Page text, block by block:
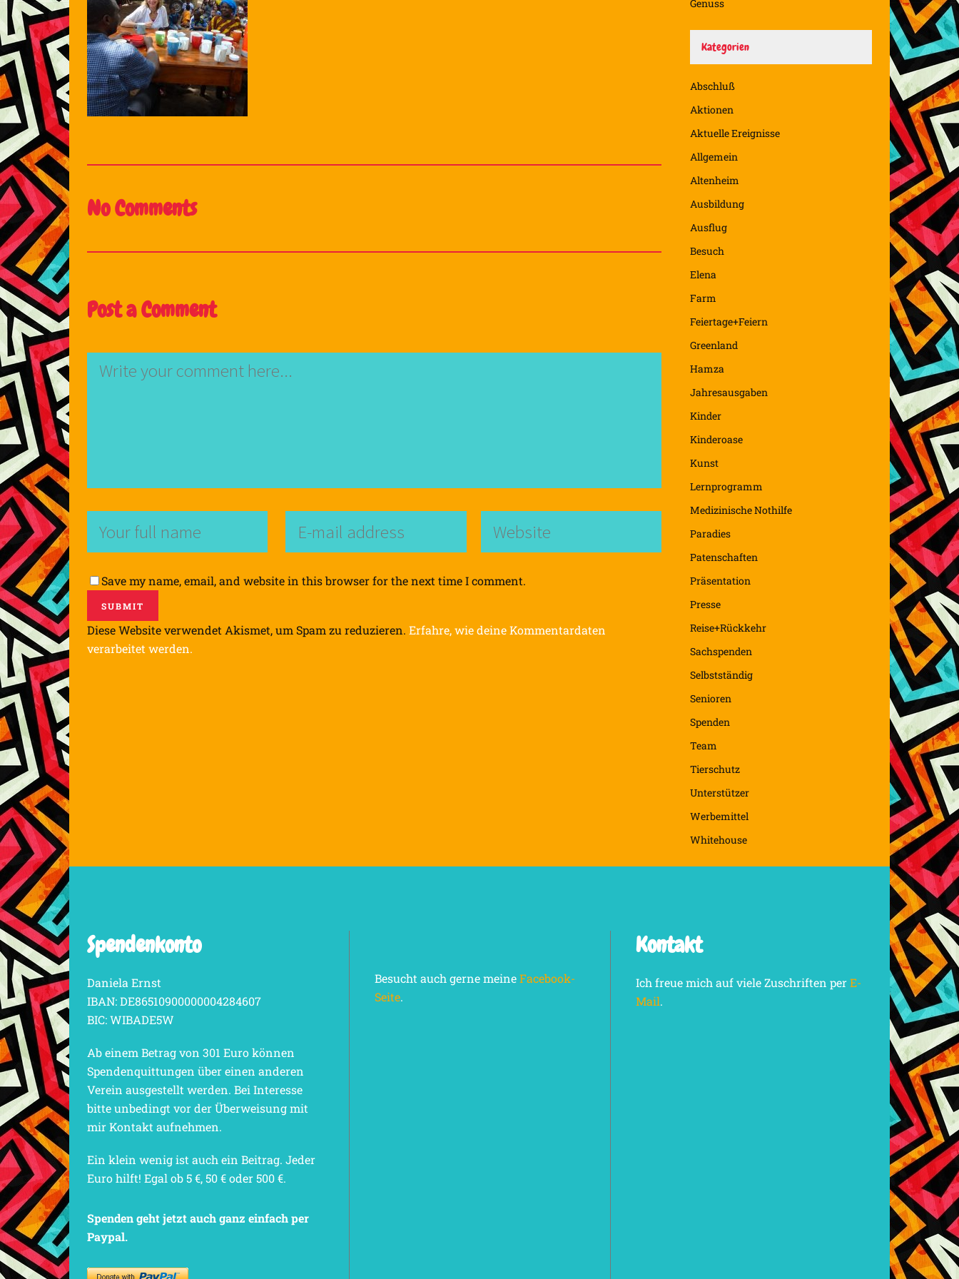
No Comments
Post a Comment
Save my name, email, and website in this browser for the next time I comment.
Diese Website verwendet Akismet, um Spam zu reduzieren. Erfahre, wie deine Kommentardaten
verarbeitet werden.
Genuss
Kategorien
Abschluß
Aktionen
Aktuelle Ereignisse
Allgemein
Altenheim
Ausbildung
Ausflug
Besuch
Elena
Farm
Feiertage+Feiern
Greenland
Hamza
Jahresausgaben
Kinder
Kinderoase
Kunst
Lernprogramm
Medizinische Nothilfe
Paradies
Patenschaften
Präsentation
Presse
Reise+Rückkehr
Sachspenden
Selbstständig
Senioren
Spenden
Team
Tierschutz
Unterstützer
Werbemittel
Whitehouse
Spendenkonto
Daniela Ernst
IBAN: DE86510900000004284607
BIC: WIBADE5W
Ab einem Betrag von 301 Euro können
Spendenquittungen über einen anderen
Verein ausgestellt werden. Bei Interesse
bitte unbedingt vor der Überweisung mit
mir Kontakt aufnehmen.
Ein klein wenig ist auch ein Beitrag. Jeder
Euro hilft! Egal ob 5 €, 50 € oder 500 €.
Spenden geht jetzt auch ganz einfach per
Paypal.
Besucht auch gerne meineFacebook-
Seite.
Kontakt
Ich freue mich auf viele Zuschriften perE-
Mail.